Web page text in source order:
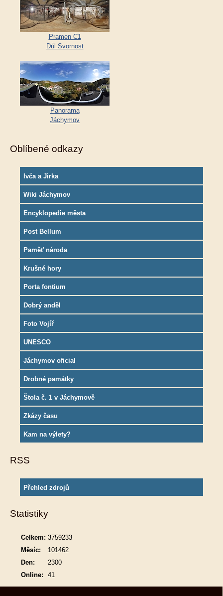
Pramen C1
Důl Svornost
Panorama
Jáchymov
Oblíbené odkazy
Ivča a Jirka
Wiki Jáchymov
Encyklopedie města
Post Bellum
Paměť národa
Krušné hory
Porta fontium
Dobrý anděl
Foto Vojíř
UNESCO
Jáchymov oficial
Drobné památky
Štola č. 1 v Jáchymově
Zkázy času
Kam na výlety?
RSS
Přehled zdrojů
Statistiky
Online: 41
Celkem: 3759233
Měsíc:
101462
Den:
2300